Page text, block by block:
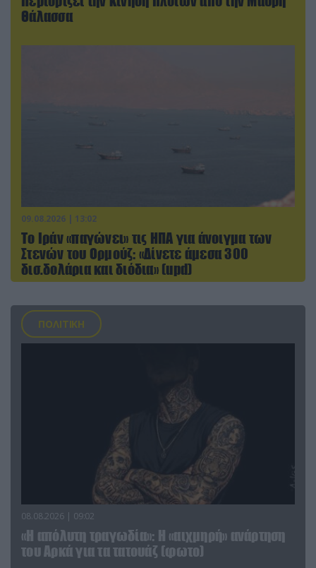
Θάλασσα
09.08.2026 | 13:02
Το Ιράν «παγώνει» τις ΗΠΑ για άνοιγμα των
Στενών του Ορμούζ: «Δίνετε άμεσα 300
δισ.δολάρια και διόδια» (upd)
ΠΟΛΙΤΙΚΗ
08.08.2026 | 09:02
«Η απόλυτη τραγωδία»: Η «αιχμηρή» ανάρτηση
του Αρκά για τα τατουάζ (φωτο)